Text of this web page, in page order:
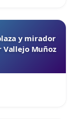
y mirador
Vallejo Muñoz